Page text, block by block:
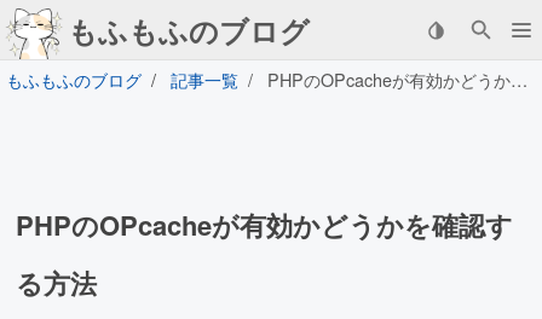
もふもふのブログ
もふもふのブログ 記事一覧 PHPのOPcacheが有効かどうかを確認する方法
PHPのOPcacheが有効かどうかを確認す
る方法